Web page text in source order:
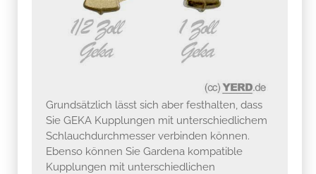
Grundsätzlich lässt sich aber festhalten, dass
Sie GEKA Kupplungen mit unterschiedlichem
Schlauchdurchmesser verbinden können.
Ebenso können Sie Gardena kompatible
Kupplungen mit unterschiedlichen